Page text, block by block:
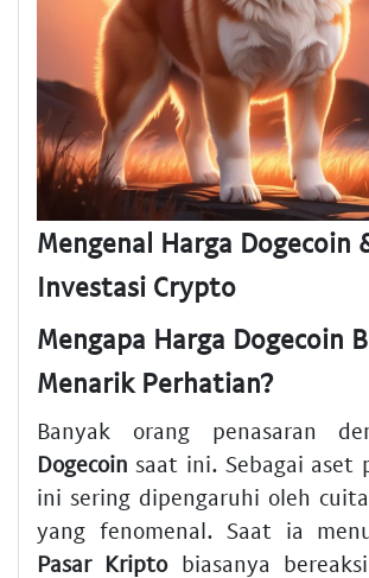
Mengenal Harga Dogecoin
Investasi Crypto
Mengapa Harga Dogecoin
Menarik Perhatian?
Banyak orang penasaran
Dogecoin saat ini. Sebagai aset
ini sering dipengaruhi oleh
yang fenomenal. Saat ia
Pasar Kriptobiasanya